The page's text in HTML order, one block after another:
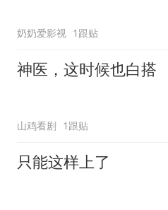
奶奶爱影视 1跟贴
神医，这时候也白搭
山鸡看剧 1跟贴
只能这样上了